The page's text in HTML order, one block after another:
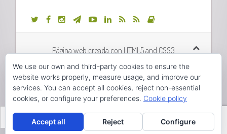
Página web creada con HTML5 and CSS3
Desarrollo web realizado porOrix Systems
Valencià
We use our own and third-party cookies to ensure the
website works properly, measure usage, and improve our
services. You can accept all cookies, reject non-essential
cookies, or configure your preferences. Cookie policy
Accept all Reject Configure